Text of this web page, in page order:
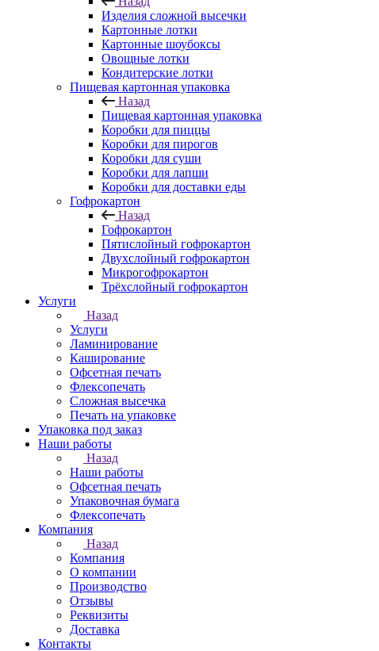
Изделия сложной высечки
Картонные лотки
Картонные шоубоксы
Овощные лотки
Кондитерские лотки
Пищевая картонная упаковка
Назад
Пищевая картонная упаковка
Коробки для пиццы
Коробки для пирогов
Коробки для суши
Коробки для лапши
Коробки для доставки еды
Гофрокартон
Назад
Гофрокартон
Пятислойный гофрокартон
Двухслойный гофрокартон
Микрогофрокартон
Трёхслойный гофрокартон
Услуги
Назад
Услуги
Ламинирование
Каширование
Офсетная печать
Флексопечать
Сложная высечка
Печать на упаковке
Упаковка под заказ
Наши работы
Назад
Наши работы
Офсетная печать
Упаковочная бумага
Флексопечать
Компания
Назад
Компания
О компании
Производство
Отзывы
Реквизиты
Доставка
Контакты